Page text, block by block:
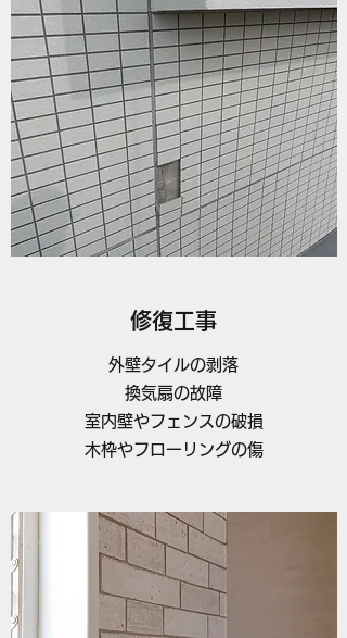
修復工事
外壁タイルの剥落
換気扇の故障
室内壁やフェンスの破損
木枠やフローリングの傷